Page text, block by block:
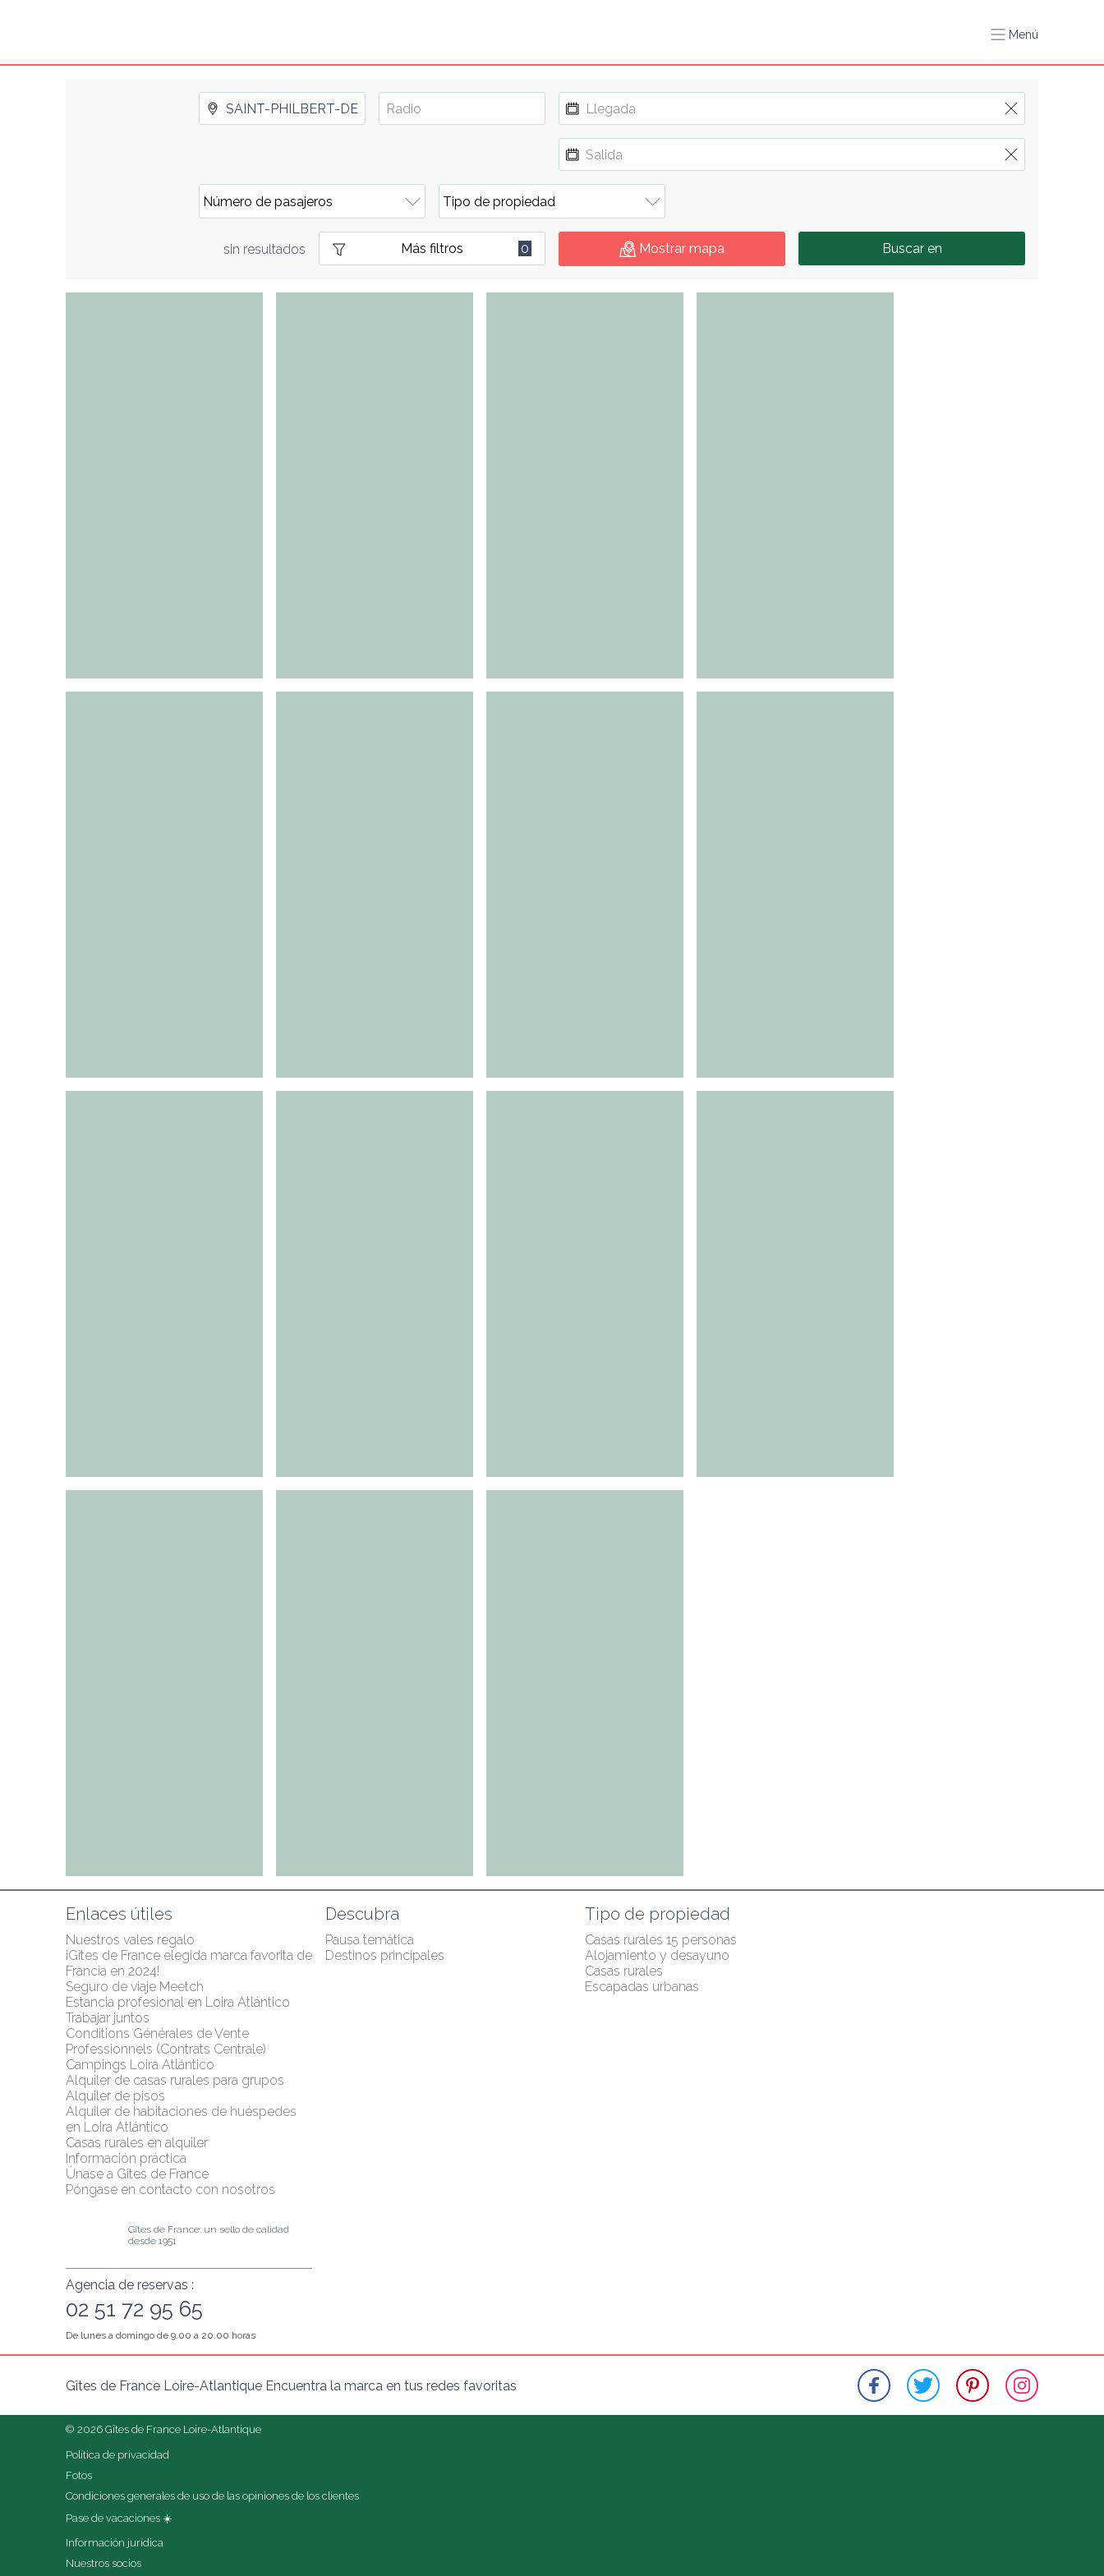
Menú
sin resultados Más filtros 0 Mostrar mapa Buscar en
Enlaces útiles
Nuestros vales regalo
¡Gîtes de France elegida marca favorita de
Francia en 2024!
Seguro de viaje Meetch
Estancia profesional en Loira Atlántico
Trabajar juntos
Conditions Générales de Vente
Professionnels (Contrats Centrale)
Campings Loira Atlántico
Alquiler de casas rurales para grupos
Alquiler de pisos
Alquiler de habitaciones de huéspedes
en Loira Atlántico
Casas rurales en alquiler
Información práctica
Únase a Gîtes de France
Póngase en contacto con nosotros
Descubra
Pausa temática
Destinos principales
Tipo de propiedad
Casas rurales 15 personas
Alojamiento y desayuno
Casas rurales
Escapadas urbanas
Gîtes de France: un sello de calidad
desde 1951
Agencia de reservas :
02 51 72 95 65
De lunes a domingo de 9.00 a 20.00 horas
Gîtes de France Loire-Atlantique Encuentra la marca en tus redes favoritas
© 2026 Gîtes de France Loire-Atlantique
Política de privacidad
Fotos
Condiciones generales de uso de las opiniones de los clientes
Pase de vacaciones ☀️
Información jurídica
Nuestros socios